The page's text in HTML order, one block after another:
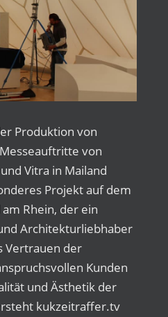
Produktion von
von
Vitra in Mailand
Projekt auf dem
Rhein, der ein
Architekturliebhaber
Vertrauen der
Kunden
und Ästhetik der
kukzeitraffer.tv